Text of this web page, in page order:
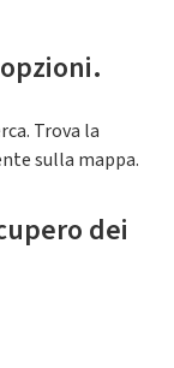
Trova la
sulla mappa.
dei